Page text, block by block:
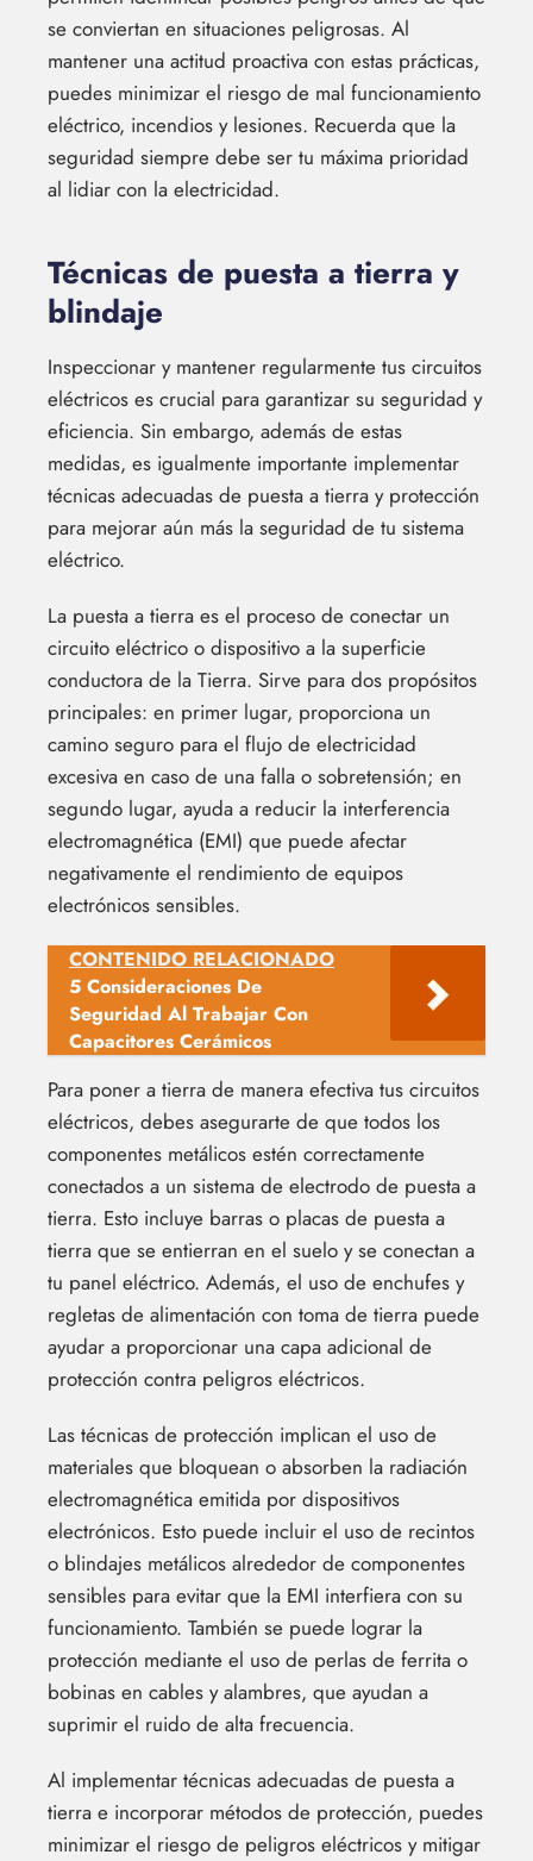
se conviertan en situaciones peligrosas. Al
mantener una actitud proactiva con estas prácticas,
puedes minimizar el riesgo de mal funcionamiento
eléctrico, incendios y lesiones. Recuerda que la
seguridad siempre debe ser tu máxima prioridad
al lidiar con la electricidad.
Técnicas de puesta a tierra y
blindaje
Inspeccionar y mantener regularmente tus circuitos
eléctricos es crucial para garantizar su seguridad y
eficiencia. Sin embargo, además de estas
medidas, es igualmente importante implementar
técnicas adecuadas de puesta a tierra y protección
para mejorar aún más la seguridad de tu sistema
eléctrico.
La puesta a tierra es el proceso de conectar un
circuito eléctrico o dispositivo a la superficie
conductora de la Tierra. Sirve para dos propósitos
principales: en primer lugar, proporciona un
camino seguro para el flujo de electricidad
excesiva en caso de una falla o sobretensión; en
segundo lugar, ayuda a reducir la interferencia
electromagnética (EMI) que puede afectar
negativamente el rendimiento de equipos
electrónicos sensibles.
CONTENIDO RELACIONADO
5 Consideraciones De
Seguridad Al Trabajar Con
Capacitores Cerámicos
Para poner a tierra de manera efectiva tus circuitos
eléctricos, debes asegurarte de que todos los
componentes metálicos estén correctamente
conectados a un sistema de electrodo de puesta a
tierra. Esto incluye barras o placas de puesta a
tierra que se entierran en el suelo y se conectan a
tu panel eléctrico. Además, el uso de enchufes y
regletas de alimentación con toma de tierra puede
ayudar a proporcionar una capa adicional de
protección contra peligros eléctricos.
Las técnicas de protección implican el uso de
materiales que bloquean o absorben la radiación
electromagnética emitida por dispositivos
electrónicos. Esto puede incluir el uso de recintos
o blindajes metálicos alrededor de componentes
sensibles para evitar que la EMI interfiera con su
funcionamiento. También se puede lograr la
protección mediante el uso de perlas de ferrita o
bobinas en cables y alambres, que ayudan a
suprimir el ruido de alta frecuencia.
Al implementar técnicas adecuadas de puesta a
tierra e incorporar métodos de protección, puedes
minimizar el riesgo de peligros eléctricos y mitigar